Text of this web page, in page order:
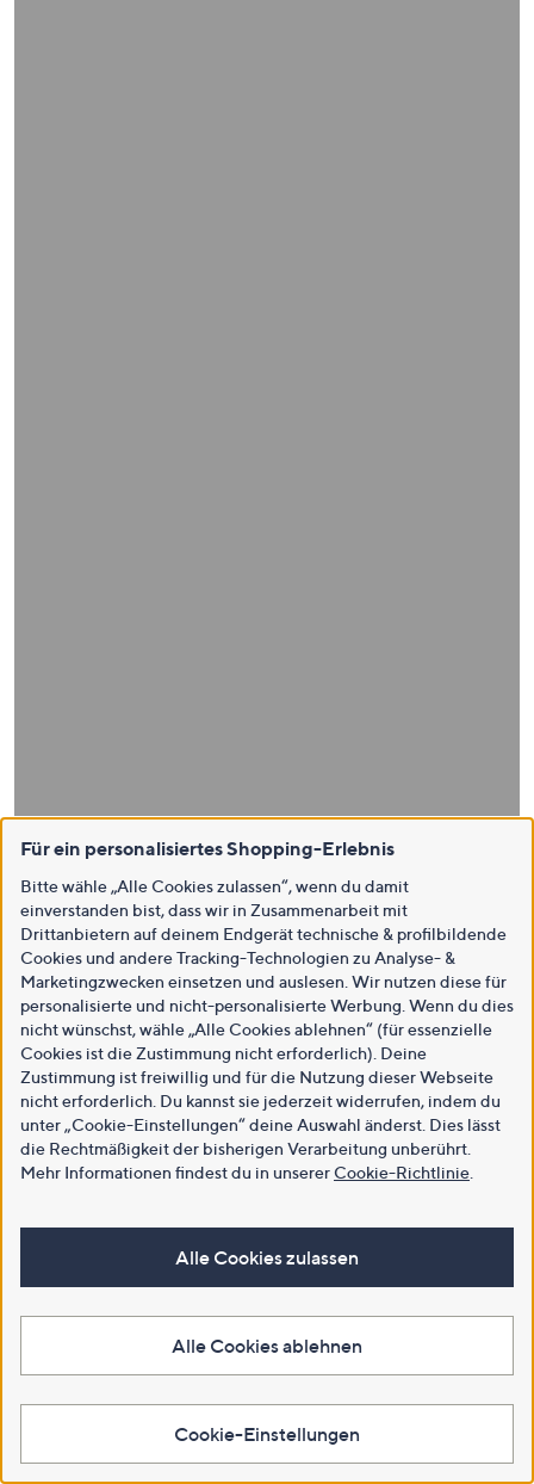
Für ein personalisiertes Shopping-Erlebnis
Bitte wähle „Alle Cookies zulassen“, wenn du damit
einverstanden bist, dass wir in Zusammenarbeit mit
Drittanbietern auf deinem Endgerät technische & profilbildende
Cookies und andere Tracking-Technologien zu Analyse- &
Marketingzwecken einsetzen und auslesen. Wir nutzen diese für
personalisierte und nicht-personalisierte Werbung. Wenn du dies
nicht wünschst, wähle „Alle Cookies ablehnen“ (für essenzielle
Cookies ist die Zustimmung nicht erforderlich). Deine
Zustimmung ist freiwillig und für die Nutzung dieser Webseite
nicht erforderlich. Du kannst sie jederzeit widerrufen, indem du
unter „Cookie-Einstellungen“ deine Auswahl änderst. Dies lässt
die Rechtmäßigkeit der bisherigen Verarbeitung unberührt.
Mehr Informationen findest du in unsererCookie-Richtlinie
Alle Cookies zulassen
Alle Cookies ablehnen
Cookie-Einstellungen